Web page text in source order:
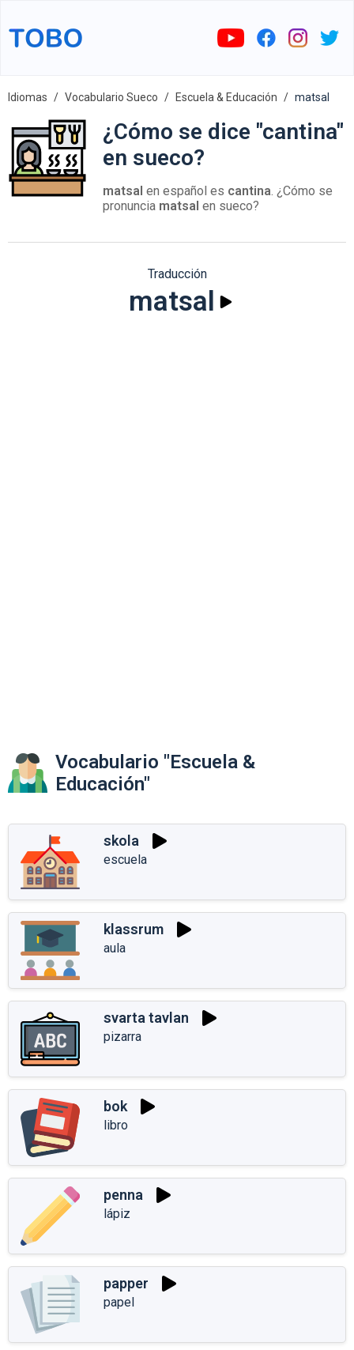
Idiomas Vocabulario Sueco Escuela & Educación matsal
¿Cómo se dice "cantina"
en sueco?
matsal en español es cantina. ¿Cómo se
pronuncia matsal en sueco?
Traducción
matsal
Vocabulario "Escuela &
Educación"
skola
escuela
klassrum
aula
svarta tavlan
pizarra
bok
libro
penna
lápiz
papper
papel